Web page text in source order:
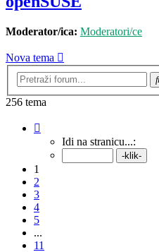
Moderator/ica: Moderatori/ce
Nova tema
256 tema
11 Idi na stranicu...:
1
2
3
4
5
...
11